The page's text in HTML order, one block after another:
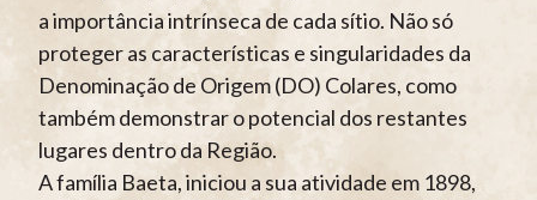
a importância intrínseca de cada sítio. Não só
proteger as características e singularidades da
Denominação de Origem (DO) Colares, como
também demonstrar o potencial dos restantes
lugares dentro da Região.
A família Baeta, iniciou a sua atividade em 1898,